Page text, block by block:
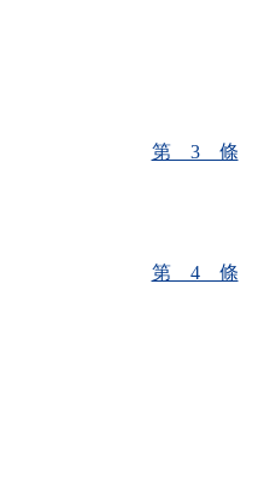
第 3 條
第 4 條